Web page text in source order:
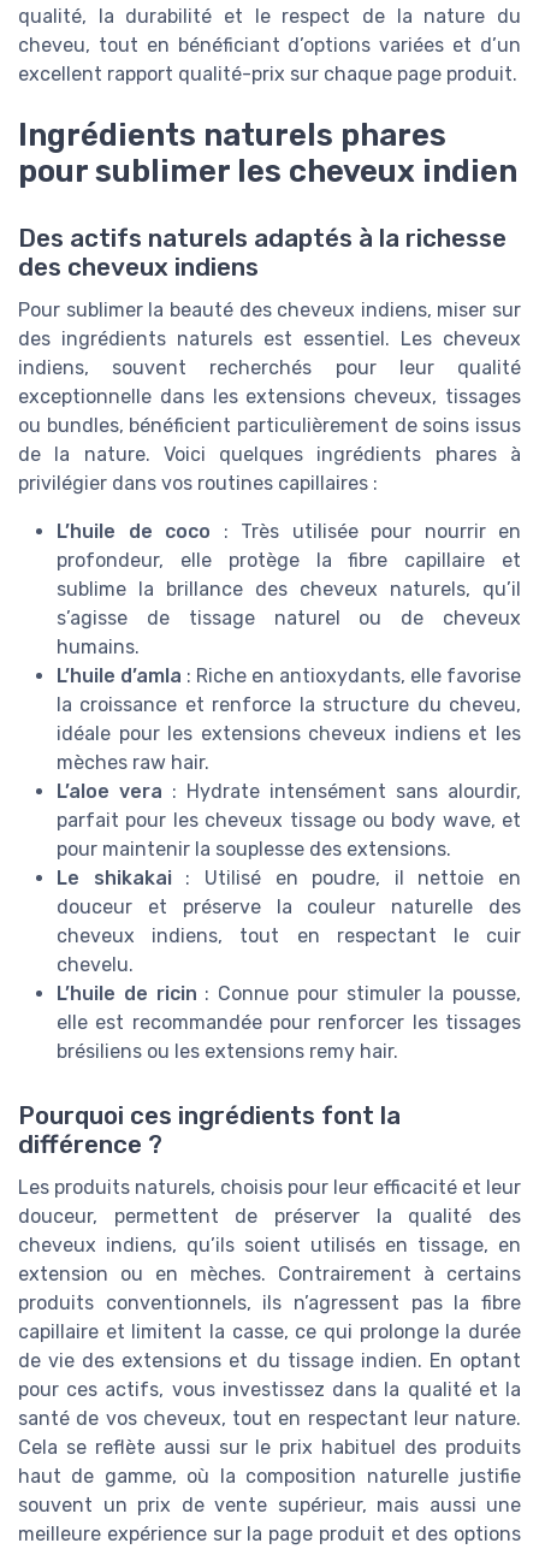
qualité, la durabilité et le respect de la nature du
cheveu, tout en bénéficiant d’options variées et d’un
excellent rapport qualité-prix sur chaque page produit.
Ingrédients naturels phares
pour sublimer les cheveux indien
Des actifs naturels adaptés à la richesse
des cheveux indiens
Pour sublimer la beauté des cheveux indiens, miser sur
des ingrédients naturels est essentiel. Les cheveux
indiens, souvent recherchés pour leur qualité
exceptionnelle dans les extensions cheveux, tissages
ou bundles, bénéficient particulièrement de soins issus
de la nature. Voici quelques ingrédients phares à
privilégier dans vos routines capillaires :
L’huile de coco : Très utilisée pour nourrir en
profondeur, elle protège la fibre capillaire et
sublime la brillance des cheveux naturels, qu’il
s’agisse de tissage naturel ou de cheveux
humains.
L’huile d’amla : Riche en antioxydants, elle favorise
la croissance et renforce la structure du cheveu,
idéale pour les extensions cheveux indiens et les
mèches raw hair.
L’aloe vera : Hydrate intensément sans alourdir,
parfait pour les cheveux tissage ou body wave, et
pour maintenir la souplesse des extensions.
Le shikakai: Utilisé en poudre, il nettoie en
douceur et préserve la couleur naturelle des
cheveux indiens, tout en respectant le cuir
chevelu.
L’huile de ricin : Connue pour stimuler la pousse,
elle est recommandée pour renforcer les tissages
brésiliens ou les extensions remy hair.
Pourquoi ces ingrédients font la
différence ?
Les produits naturels, choisis pour leur efficacité et leur
douceur, permettent de préserver la qualité des
cheveux indiens, qu’ils soient utilisés en tissage, en
extension ou en mèches. Contrairement à certains
produits conventionnels, ils n’agressent pas la fibre
capillaire et limitent la casse, ce qui prolonge la durée
de vie des extensions et du tissage indien. En optant
pour ces actifs, vous investissez dans la qualité et la
santé de vos cheveux, tout en respectant leur nature.
Cela se reflète aussi sur le prix habituel des produits
haut de gamme, où la composition naturelle justifie
souvent un prix de vente supérieur, mais aussi une
meilleure expérience sur la page produit et des options